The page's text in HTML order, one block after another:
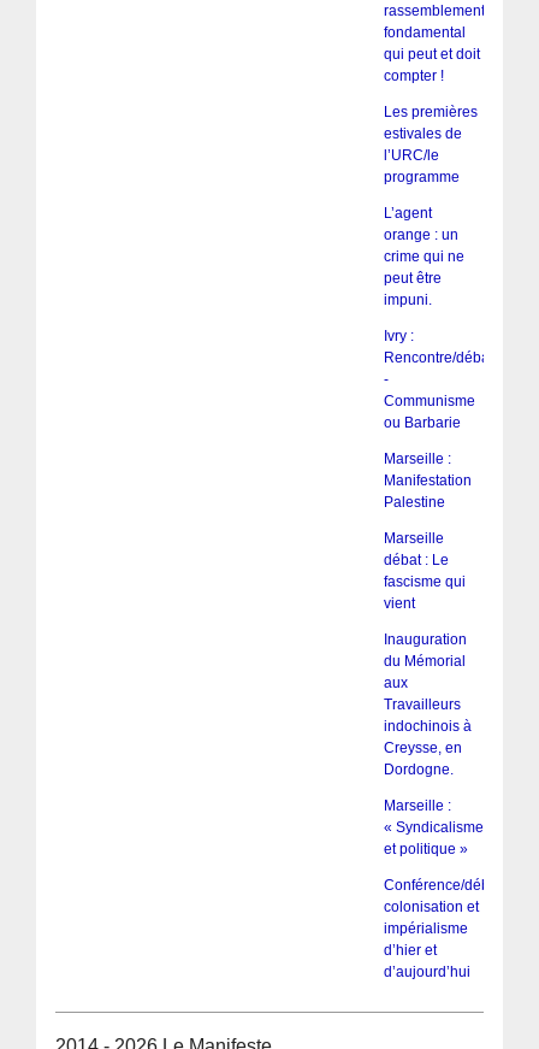
rassemblement
fondamental
qui peut et doit
compter !
Les premières
estivales de
l’URC/le
programme
L’agent
orange : un
crime qui ne
peut être
impuni.
Ivry :
Rencontre/débat
-
Communisme
ou Barbarie
Marseille :
Manifestation
Palestine
Marseille
débat : Le
fascisme qui
vient
Inauguration
du Mémorial
aux
Travailleurs
indochinois à
Creysse, en
Dordogne.
Marseille :
« Syndicalisme
et politique »
Conférence/débat :
colonisation et
impérialisme
d’hier et
d’aujourd’hui